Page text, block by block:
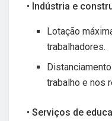
• Indústria e
Lotação
trabalhadores.
trabalho e nos
• Serviços de